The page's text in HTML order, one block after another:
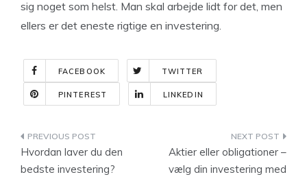
sig noget som helst. Man skal arbejde lidt for det, men
ellers er det eneste rigtige en investering.
FACEBOOK TWITTER
PINTEREST LINKEDIN
Indlægsnavigation
Hvordan laver du den
bedste investering?
Aktier eller obligationer –
vælg din investering med